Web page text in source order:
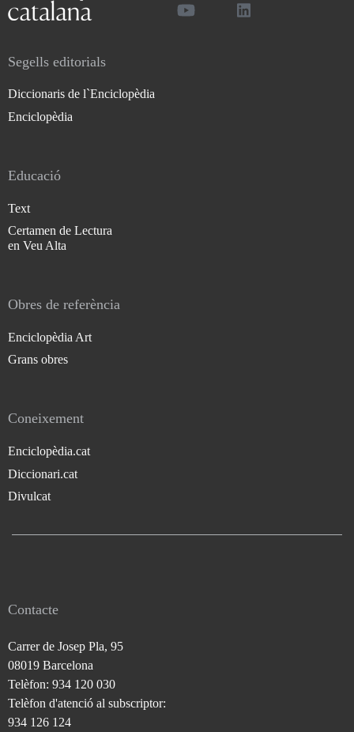
Segells editorials
Diccionaris de l`Enciclopèdia
Enciclopèdia
Educació
Text
Certamen de Lectura
en Veu Alta
Obres de referència
Enciclopèdia Art
Grans obres
Coneixement
Enciclopèdia.cat
Diccionari.cat
Divulcat
Contacte
Carrer de Josep Pla, 95
08019 Barcelona
Telèfon: 934 120 030
Telèfon d'atenció al subscriptor:
934 126 124